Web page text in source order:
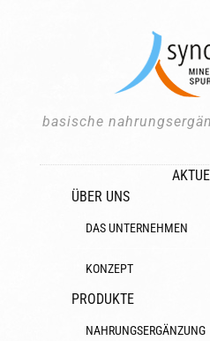
basische
ÜBER UNS
DAS UNTERNEHMEN
KONZEPT
PRODUKTE
NAHRUNGSERGÄNZUNG